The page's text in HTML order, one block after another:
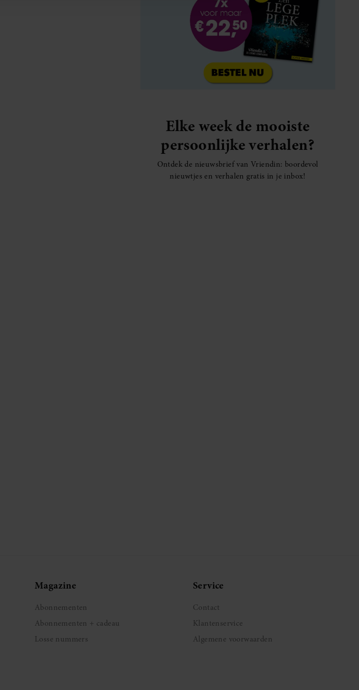
van hun services. U gaat akkoord met onze cookies als u
Elke week de mooiste
persoonlijke verhalen?
Ontdek de nieuwsbrief van Vriendin: boordevol
nieuwtjes en verhalen gratis in je inbox!
Magazine
Abonnementen
Abonnementen + cadeau
Losse nummers
Service
Contact
Klantenservice
Algemene voorwaarden